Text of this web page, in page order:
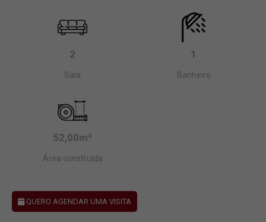
2
Sala
1
Banheiro
52,00m²
Área construída
QUERO AGENDAR UMA VISITA